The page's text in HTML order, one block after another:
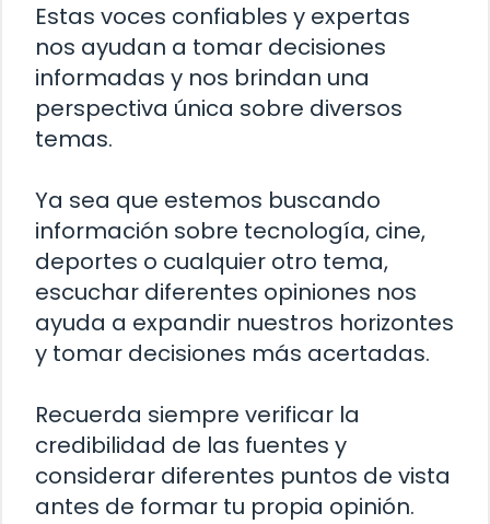
Estas voces confiables y expertas
nos ayudan a tomar decisiones
informadas y nos brindan una
perspectiva única sobre diversos
temas.
Ya sea que estemos buscando
información sobre tecnología, cine,
deportes o cualquier otro tema,
escuchar diferentes opiniones nos
ayuda a expandir nuestros horizontes
y tomar decisiones más acertadas.
Recuerda siempre verificar la
credibilidad de las fuentes y
considerar diferentes puntos de vista
antes de formar tu propia opinión.